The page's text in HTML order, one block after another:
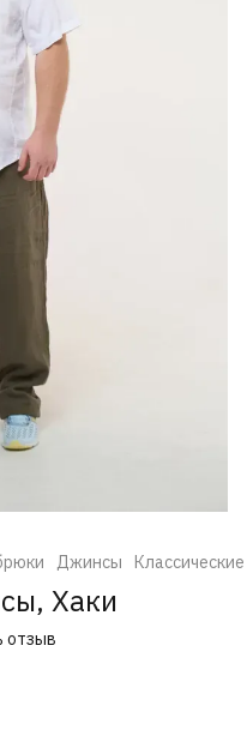
Джинсы
Хаки
отзыв